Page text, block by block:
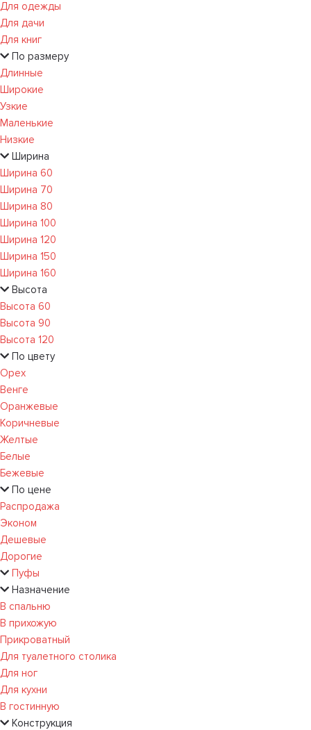
Для одежды
Для дачи
Для книг
По размеру
Длинные
Широкие
Узкие
Маленькие
Низкие
Ширина
Ширина 60
Ширина 70
Ширина 80
Ширина 100
Ширина 120
Ширина 150
Ширина 160
Высота
Высота 60
Высота 90
Высота 120
По цвету
Орех
Венге
Оранжевые
Коричневые
Желтые
Белые
Бежевые
По цене
Распродажа
Эконом
Дешевые
Дорогие
Пуфы
Назначение
В спальню
В прихожую
Прикроватный
Для туалетного столика
Для ног
Для кухни
В гостинную
Конструкция